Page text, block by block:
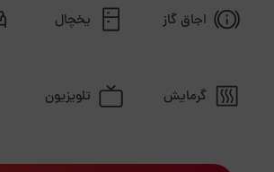
اجاق گاز یخچال
گرمایش تلویزیون